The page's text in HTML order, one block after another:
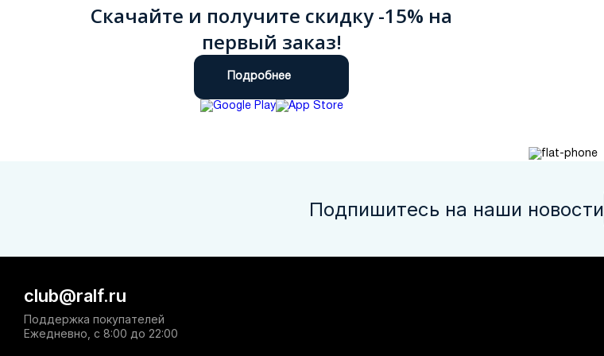
Скачайте и получите скидку -15% на
первый заказ!
Подробнее
Подпишитесь на наши новости
club@ralf.ru
Поддержка покупателей
Ежедневно, с 8:00 до 22:00